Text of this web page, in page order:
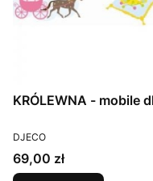
KRÓLEWNA - mobile
PRODUCENT
DJECO
Cena
69,00 zł